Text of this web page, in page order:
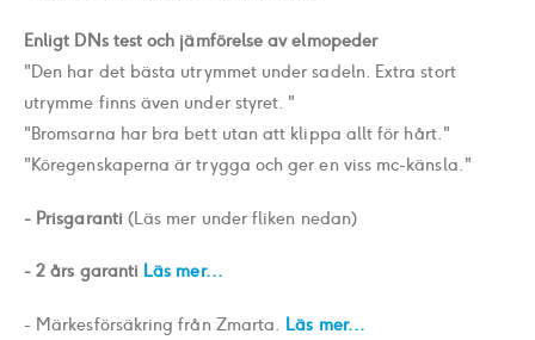
Enligt DNs test och jämförelse av elmopeder
"Den har det bästa utrymmet under sadeln. Extra stort
utrymme finns även under styret. "
"Bromsarna har bra bett utan att klippa allt för hårt."
"Köregenskaperna är trygga och ger en viss mc-känsla."
- Prisgaranti (Läs mer under fliken nedan)
- 2 års garanti Läs mer...
- Märkesförsäkring från Zmarta. Läs mer...